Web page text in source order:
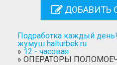
Поиск
ДОБАВИТЬ
Подработка каждый
жумуш halturbek.ru
» 12 - часовая
» ОПЕРАТОРЫ